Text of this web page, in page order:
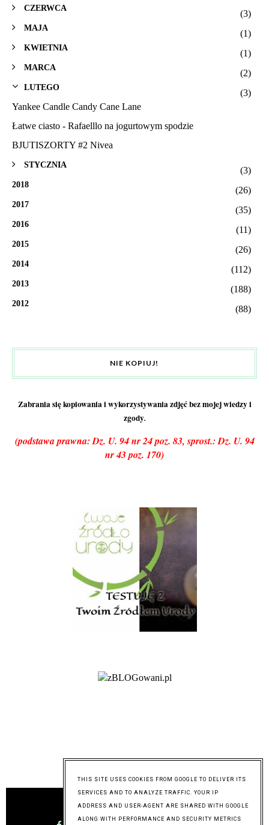
CZERWCA
(3)
MAJA
(1)
KWIETNIA
(1)
MARCA
(2)
LUTEGO
(3)
Yankee Candle Candy Cane Lane
Łatwe ciasto - Rafaelllo na jogurtowym spodzie
BJUTISZORTY #2 Nivea
STYCZNIA
(3)
2018
(26)
2017
(35)
2016
(11)
2015
(26)
2014
(112)
2013
(188)
2012
(88)
NIE KOPIUJ!
Zabrania się kopiowania i wykorzystywania zdjęć bez mojej wiedzy i
zgody.
(podstawa prawna: Dz. U. 94 nr 24 poz. 83, sprost.: Dz. U. 94
nr 43 poz. 170)
@mymixoflife
THIS SITE USES COOKIES FROM GOOGLE TO DELIVER ITS
SERVICES AND TO ANALYZE TRAFFIC. YOUR IP
ADDRESS AND USER-AGENT ARE SHARED WITH GOOGLE
ALONG WITH PERFORMANCE AND SECURITY METRICS